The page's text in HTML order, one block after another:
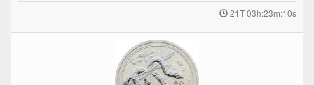
21T 03h:23m:10s